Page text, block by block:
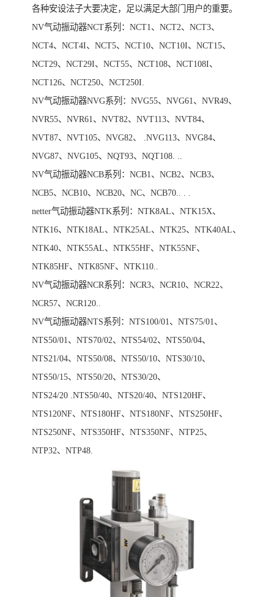
各种安设法子大要决定，足以满足大部门用户的重要。
NV气动振动器NCT系列：NCT1、NCT2、NCT3、
NCT4、NCT4I、NCT5、NCT10、NCT10I、NCT15、
NCT29、NCT29I、NCT55、NCT108、NCT108I、
NCT126、NCT250、NCT250I.
NV气动振动器NVG系列：NVG55、NVG61、NVR49、
NVR55、NVR61、NVT82、NVT113、NVT84、
NVT87、NVT105、NVG82、 .NVG113、NVG84、
NVG87、NVG105、NQT93、NQT108. ..
NV气动振动器NCB系列：NCB1、NCB2、NCB3、
NCB5、NCB10、NCB20、NC、NCB70.. . .
netter气动振动器NTK系列：NTK8AL、NTK15X、
NTK16、NTK18AL、NTK25AL、NTK25、NTK40AL、
NTK40、NTK55AL、NTK55HF、NTK55NF、
NTK85HF、NTK85NF、NTK110..
NV气动振动器NCR系列：NCR3、NCR10、NCR22、
NCR57、NCR120..
NV气动振动器NTS系列：NTS100/01、NTS75/01、
NTS50/01、NTS70/02、NTS54/02、NTS50/04、
NTS21/04、NTS50/08、NTS50/10、NTS30/10、
NTS50/15、NTS50/20、NTS30/20、
NTS24/20 .NTS50/40、NTS20/40、NTS120HF、
NTS120NF、NTS180HF、NTS180NF、NTS250HF、
NTS250NF、NTS350HF、NTS350NF、NTP25、
NTP32、NTP48.